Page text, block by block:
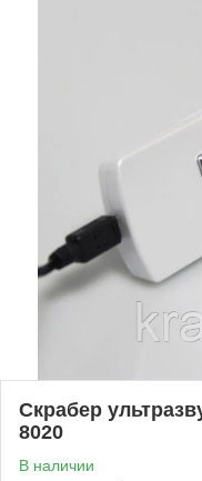
Скрабер
8020
В наличии